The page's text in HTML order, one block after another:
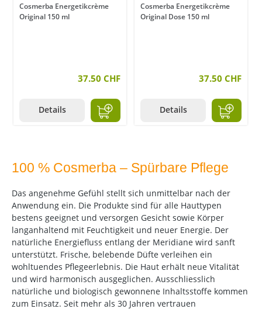
Cosmerba Energetikcrème
Original 150 ml
37.50 CHF
Details
Cosmerba Energetikcrème
Original Dose 150 ml
37.50 CHF
Details
100 % Cosmerba – Spürbare Pflege
Das angenehme Gefühl stellt sich unmittelbar nach der
Anwendung ein. Die Produkte sind für alle Hauttypen
bestens geeignet und versorgen Gesicht sowie Körper
langanhaltend mit Feuchtigkeit und neuer Energie. Der
natürliche Energiefluss entlang der Meridiane wird sanft
unterstützt. Frische, belebende Düfte verleihen ein
wohltuendes Pflegeerlebnis. Die Haut erhält neue Vitalität
und wird harmonisch ausgeglichen. Ausschliesslich
natürliche und biologisch gewonnene Inhaltsstoffe kommen
zum Einsatz. Seit mehr als 30 Jahren vertrauen